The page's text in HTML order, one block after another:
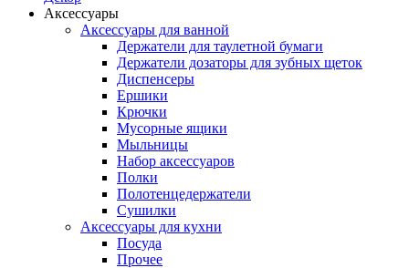
Аксессуары
Аксессуары для ванной
Держатели для таулетной бумаги
Держатели дозаторы для зубных щеток
Диспенсеры
Ершики
Крючки
Мусорные ящики
Мыльницы
Набор аксессуаров
Полки
Полотенцедержатели
Сушилки
Аксессуары для кухни
Посуда
Прочее